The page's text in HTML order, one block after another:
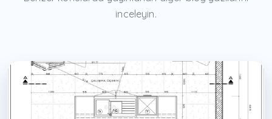
inceleyin.